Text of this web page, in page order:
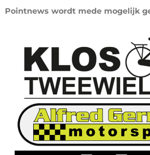
Pointnews wordt mede mogelijk